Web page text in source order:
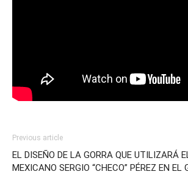
Previous article
EL DISEÑO DE LA GORRA QUE UTILIZARÁ
MEXICANO SERGIO “CHECO” PÉREZ EN EL